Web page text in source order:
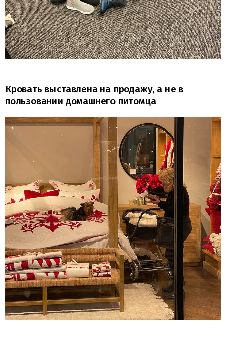
Кровать выставлена на продажу, а не в
пользовании домашнего питомца